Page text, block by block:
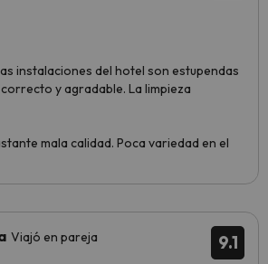
instalaciones del hotel son estupendas
y agradable. La limpieza
mala calidad. Poca variedad en el
9.1
Viajó en pareja